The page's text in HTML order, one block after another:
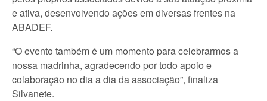
e ativa, desenvolvendo ações em diversas frentes na
ABADEF.
“O evento também é um momento para celebrarmos a
nossa madrinha, agradecendo por todo apoio e
colaboração no dia a dia da associação”, finaliza
Silvanete.